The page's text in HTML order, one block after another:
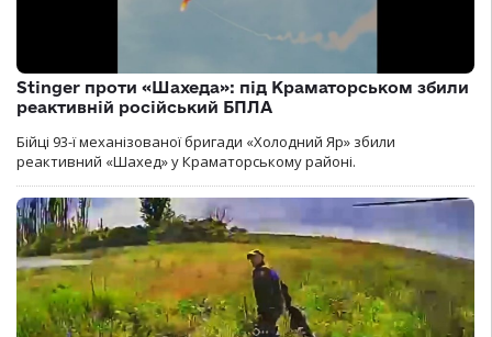
Stinger проти «Шахеда»: під Краматорськом збили
реактивній російський БПЛА
Бійці 93-ї механізованої бригади «Холодний Яр» збили
реактивний «Шахед» у Краматорському районі.